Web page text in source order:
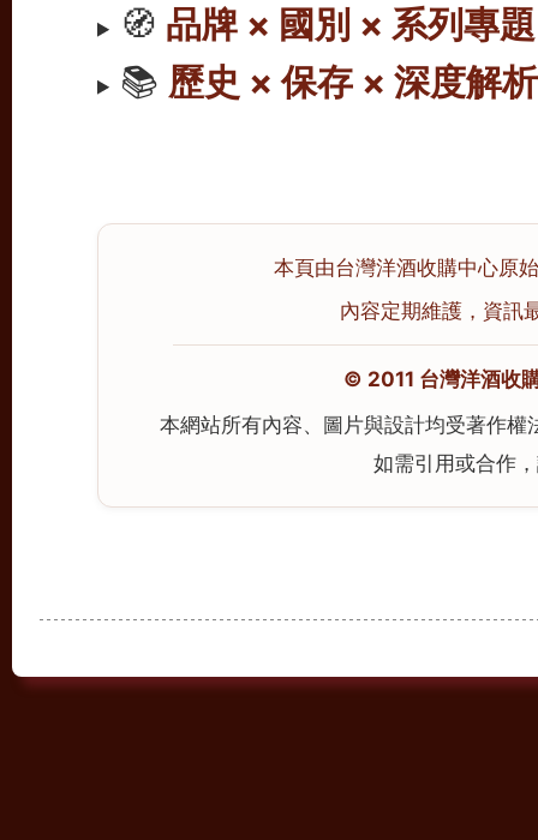
🧭 品牌 × 國別 × 系列專題
📚 歷史 × 保存 × 深度解析
本頁由台灣洋酒收購中心原
內容定期維護，資訊
© 2011 台灣洋酒收
本網站所有內容、圖片與設計均受著作
如需引用或合作